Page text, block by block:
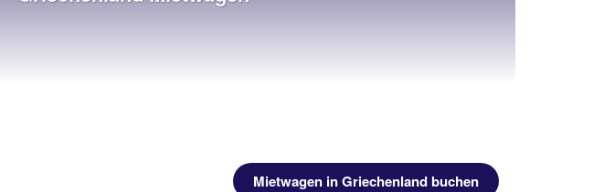
Mietwagen in Griechenland buchen